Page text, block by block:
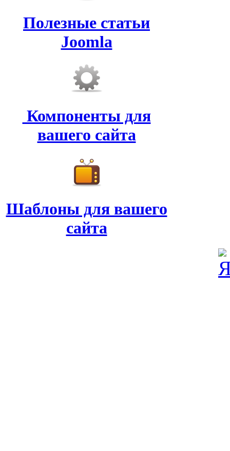
Полезные статьи
Joomla
Компоненты для
вашего сайта
Шаблоны для вашего
сайта